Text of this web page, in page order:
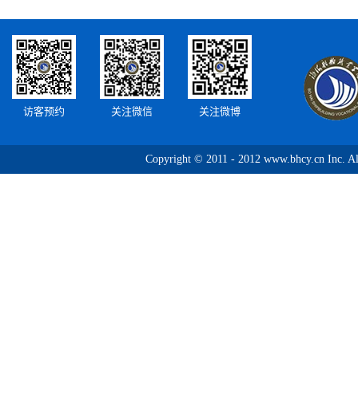
访客预约 关注微信 关注微博
Copyright © 2011 - 2012 www.bhcy.cn